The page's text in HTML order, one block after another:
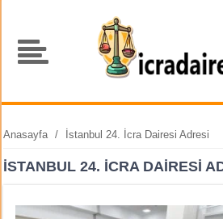
Anasayfa / İstanbul 24. İcra Dairesi Adresi
İSTANBUL 24. İCRA DAIRESI